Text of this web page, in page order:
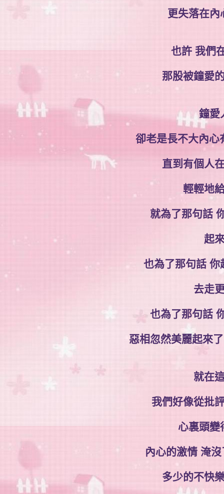
更失落在內
也許 我們
那股被鐘愛
鐘愛
卻老是長不大內
直到有個人
輕輕地
就為了那句話
起
也為了那句話 你
去走
也為了那句話
惡相忽然美麗起來
就在
我們好像從批
心裏頭變
內心的激情 淹
多少的不快